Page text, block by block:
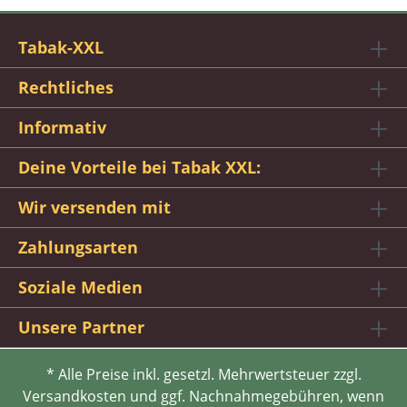
Tabak-XXL
Rechtliches
Informativ
Deine Vorteile bei Tabak XXL:
Wir versenden mit
Zahlungsarten
Soziale Medien
Unsere Partner
* Alle Preise inkl. gesetzl. Mehrwertsteuer zzgl.
Versandkosten und ggf. Nachnahmegebühren, wenn